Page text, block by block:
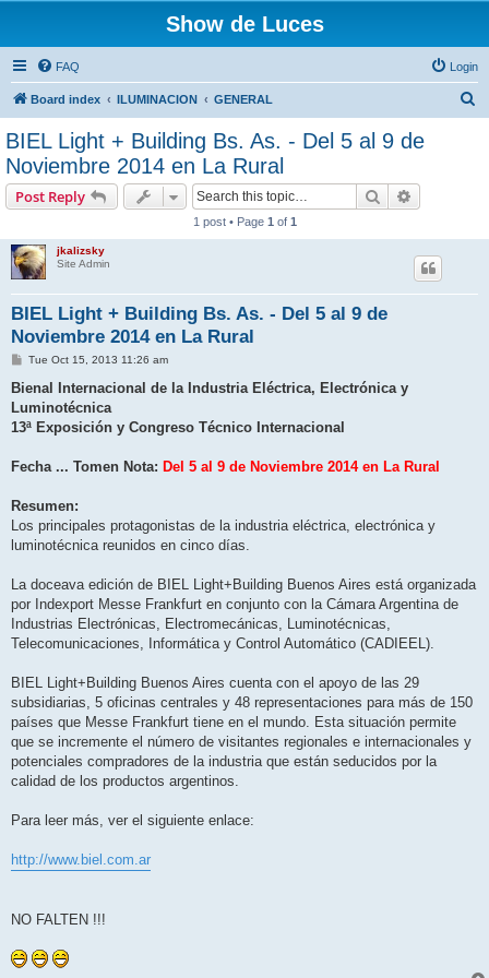
Show de Luces
FAQ Login
Board index ILUMINACION GENERAL
BIEL Light + Building Bs. As. - Del 5 al 9 de
Noviembre 2014 en La Rural
Post Reply Search
1 post • Page 1 of 1
jkalizsky
Site Admin
BIEL Light + Building Bs. As. - Del 5 al 9 de
Noviembre 2014 en La Rural
P
s
Tue Oct 15, 2013 11:26 am
Bienal Internacional de la Industria Eléctrica, Electrónica y
Luminotécnica
13ª Exposición y Congreso Técnico Internacional
Fecha ... Tomen Nota: Del 5 al 9 de Noviembre 2014 en La Rural
Resumen:
Los principales protagonistas de la industria eléctrica, electrónica y
luminotécnica reunidos en cinco días.
La doceava edición de BIEL Light+Building Buenos Aires está organizada
por Indexport Messe Frankfurt en conjunto con la Cámara Argentina de
Industrias Electrónicas, Electromecánicas, Luminotécnicas,
Telecomunicaciones, Informática y Control Automático (CADIEEL).
BIEL Light+Building Buenos Aires cuenta con el apoyo de las 29
subsidiarias, 5 oficinas centrales y 48 representaciones para más de 150
países que Messe Frankfurt tiene en el mundo. Esta situación permite
que se incremente el número de visitantes regionales e internacionales y
potenciales compradores de la industria que están seducidos por la
calidad de los productos argentinos.
Para leer más, ver el siguiente enlace:
http://www.biel.com.ar
NO FALTEN !!!